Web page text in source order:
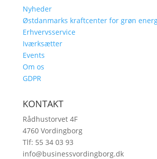
Nyheder
Østdanmarks kraftcenter for grøn
Erhvervsservice
Iværksætter
Events
Om os
GDPR
KONTAKT
Rådhustorvet 4F
4760 Vordingborg
Tlf: 55 34 03 93
info@businessvordingborg.dk